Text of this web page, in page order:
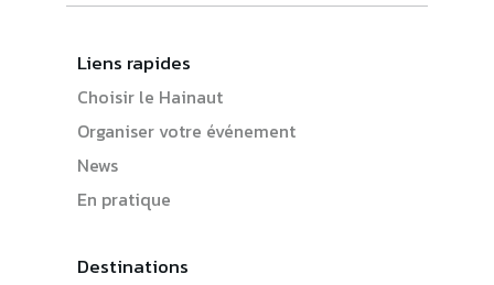
Liens rapides
Choisir le Hainaut
Organiser votre événement
News
En pratique
Destinations